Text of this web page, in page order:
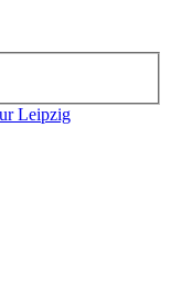
Leipzig